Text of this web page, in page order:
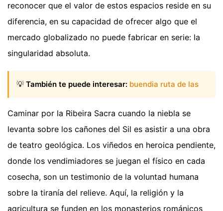
reconocer que el valor de estos espacios reside en su
diferencia, en su capacidad de ofrecer algo que el
mercado globalizado no puede fabricar en serie: la
singularidad absoluta.
💡 También te puede interesar: buendia ruta de las
Caminar por la Ribeira Sacra cuando la niebla se
levanta sobre los cañones del Sil es asistir a una obra
de teatro geológica. Los viñedos en heroica pendiente,
donde los vendimiadores se juegan el físico en cada
cosecha, son un testimonio de la voluntad humana
sobre la tiranía del relieve. Aquí, la religión y la
agricultura se funden en los monasterios románicos